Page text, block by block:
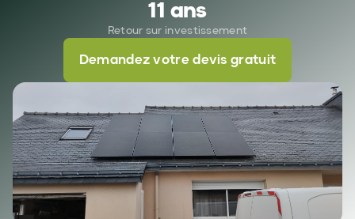
11 ans
Retour sur investissement
Demandez votre devis gratuit